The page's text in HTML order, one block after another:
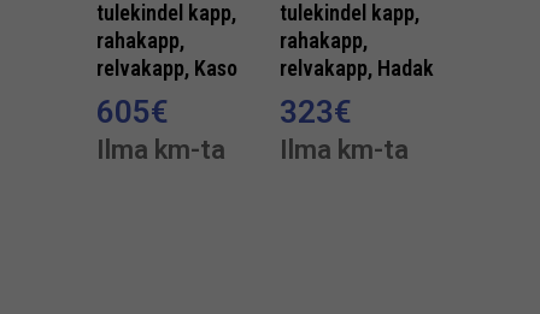
tulekindel kapp,
rahakapp,
relvakapp, Kaso
605€
Ilma km-ta
tulekindel kapp,
rahakapp,
relvakapp, Hadak
323€
Ilma km-ta